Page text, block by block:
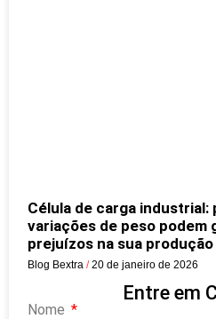
Célula de carga industrial:
variações de peso podem
prejuízos na sua produção
Blog Bextra 20 de janeiro de 2026
Entre em
Nome